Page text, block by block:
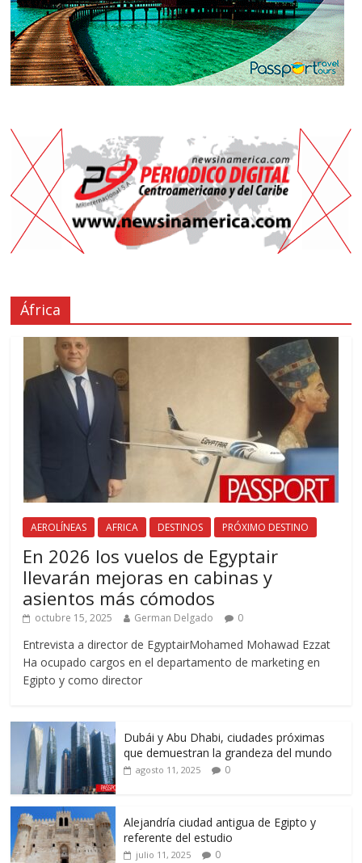
África
AEROLÍNEAS AFRICA DESTINOS PRÓXIMO DESTINO
En 2026 los vuelos de Egyptair
llevarán mejoras en cabinas y
asientos más cómodos
octubre 15, 2025 German Delgado 0
Entrevista a director de EgyptairMohamed Mohawad Ezzat
Ha ocupado cargos en el departamento de marketing en
Egipto y como director
Dubái y Abu Dhabi, ciudades próximas
que demuestran la grandeza del mundo
agosto 11, 2025 0
Alejandría ciudad antigua de Egipto y
referente del estudio
julio 11, 2025 0